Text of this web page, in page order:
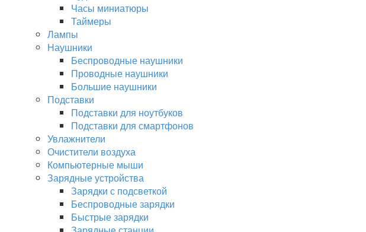
Часы миниатюры
Таймеры
Лампы
Наушники
Беспроводные наушники
Проводные наушники
Большие наушники
Подставки
Подставки для ноутбуков
Подставки для смартфонов
Увлажнители
Очистители воздуха
Компьютерные мыши
Зарядные устройства
Зарядки с подсветкой
Беспроводные зарядки
Быстрые зарядки